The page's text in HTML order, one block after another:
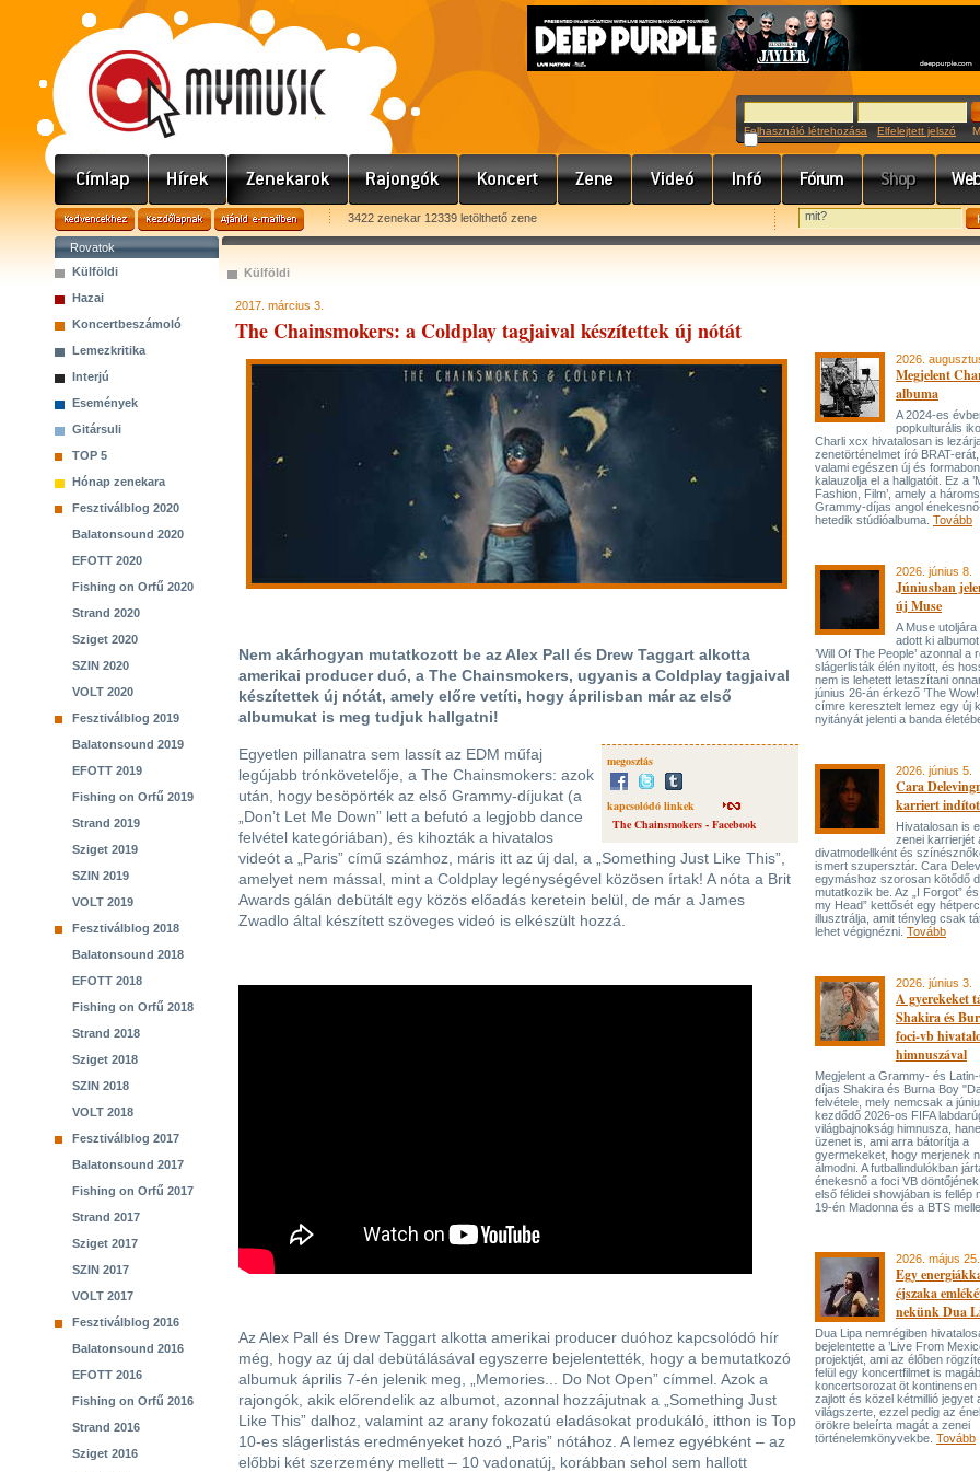
Felhasználó létrehozása Elfelejtett jelszó
3422 zenekar 12339 letölthető zene
Rovatok
Külföldi
Hazai
Koncertbeszámoló
Lemezkritika
Interjú
Események
Gitársuli
TOP 5
Hónap zenekara
Fesztiválblog 2020
Balatonsound 2020
EFOTT 2020
Fishing on Orfű 2020
Strand 2020
Sziget 2020
SZIN 2020
VOLT 2020
Fesztiválblog 2019
Balatonsound 2019
EFOTT 2019
Fishing on Orfű 2019
Strand 2019
Sziget 2019
SZIN 2019
VOLT 2019
Fesztiválblog 2018
Balatonsound 2018
EFOTT 2018
Fishing on Orfű 2018
Strand 2018
Sziget 2018
SZIN 2018
VOLT 2018
Fesztiválblog 2017
Balatonsound 2017
Fishing on Orfű 2017
Strand 2017
Sziget 2017
SZIN 2017
VOLT 2017
Fesztiválblog 2016
Balatonsound 2016
EFOTT 2016
Fishing on Orfű 2016
Strand 2016
Sziget 2016
Külföldi
2017. március 3.
The Chainsmokers: a Coldplay tagjaival készítettek új nótát
Nem akárhogyan mutatkozott be az Alex Pall és Drew Taggart alkotta
amerikai producer duó, a The Chainsmokers, ugyanis a Coldplay tagjaival
készítettek új nótát, amely előre vetíti, hogy áprilisban már az első
albumukat is meg tudjuk hallgatni!
megosztás
kapcsolódó linkek
The Chainsmokers - Facebook
Egyetlen pillanatra sem lassít az EDM műfaj
legújabb trónkövetelője, a The Chainsmokers: azok
után, hogy besöpörték az első Grammy-díjukat (a
„Don’t Let Me Down” lett a befutó a legjobb dance
felvétel kategóriában), és kihozták a hivatalos
videót a „Paris” című számhoz, máris itt az új dal, a „Something Just Like This”,
amelyet nem mással, mint a Coldplay legénységével közösen írtak! A nóta a Brit
Awards gálán debütált egy közös előadás keretein belül, de már a James
Zwadlo által készített szöveges videó is elkészült hozzá.
Az Alex Pall és Drew Taggart alkotta amerikai producer duóhoz kapcsolódó hír
még, hogy az új dal debütálásával egyszerre bejelentették, hogy a bemutatkozó
albumuk április 7-én jelenik meg, „Memories... Do Not Open” címmel. Azok a
rajongók, akik előrendelik az albumot, azonnal hozzájutnak a „Something Just
Like This” dalhoz, valamint az arany fokozatú eladásokat produkáló, itthon is Top
10-es slágerlistás eredményeket hozó „Paris” nótához. A lemez egyébként – az
előbbi két szerzemény mellett – 10 vadonatúj, korábban sehol sem hallott
2026.
Megjelent
albuma
A 2024-es
popkulturális
Charli xcx hivatalosan is
zenetörténelmet író BRAT-
valami egészen új és
kalauzolja el a hallgatóit. Ez a
Fashion, Film’, amely a
Grammy-díjas angol
hetedik stúdióalbuma. Tovább
2026. június 8.
Júniusban
új Muse
A Muse
adott ki
’Will Of The People’ azonnal a
slágerlisták élén nyitott, és
nem is lehetett letaszítani
június 26-án érkező ’The Wow!
címre keresztelt lemez egy új
nyitányát jelenti a banda
2026. június 5.
Cara
karriert
Hivatalosan is
zenei karrierjét
divatmodellként és
ismert szupersztár. Cara
egymáshoz szorosan kötődő
mutatkozik be. Az „I Forgot”
my Head” kettősét egy
illusztrálja, amit tényleg csak
lehet végignézni. Tovább
2026. június 3.
A gyerekeket
Shakira és
foci-vb
himnuszával
Megjelent a Grammy- és
díjas Shakira és Burna Boy
felvétele, mely nemcsak a
kezdődő 2026-os FIFA
világbajnokság himnusza,
üzenet is, ami arra bátorítja a
gyermekeket, hogy merjenek
álmodni. A futballindulókban
énekesnő a foci VB
első félidei showjában is fellép
19-én Madonna és a BTS
2026. május 25.
Egy
éjszaka
nekünk Dua
Dua Lipa nemrégiben
bejelentette a ’Live From
projektjét, ami az élőben
felül egy koncertfilmet is
koncertsorozat öt kontinensen
zajlott és közel kétmillió jegyet
világszerte, ezzel pedig az
örökre beleírta magát a zenei
történelemkönyvekbe. Tovább